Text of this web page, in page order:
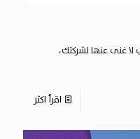
لا غنى عنها لشركتك،
اقرأ اكثر